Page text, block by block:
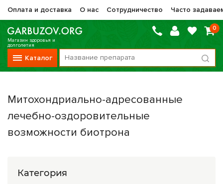
Оплата и доставка О нас Сотрудничество Часто
Магазин здоровья и
долголетия
Каталог
0
Vitauct / Витаукт
Препараты НТК Жизненная Сила
Сашера-Мед
МелМур
Митохондриально-адресованные
лечебно-оздоровительные
возможности биотрона
Категория